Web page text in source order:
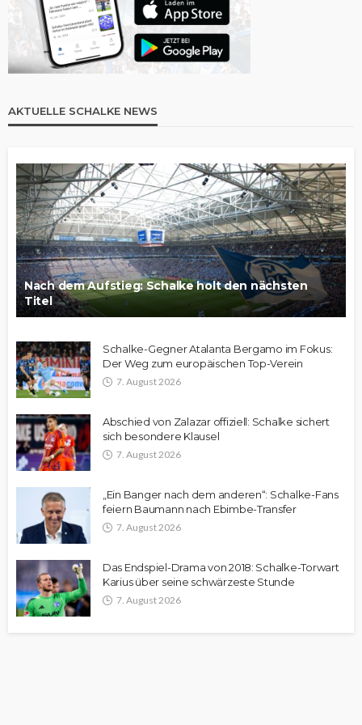
AKTUELLE SCHALKE NEWS
Nach dem Aufstieg: Schalke holt den nächsten
Titel
Schalke-Gegner Atalanta Bergamo im Fokus:
Der Weg zum europäischen Top-Verein
7. August 2026
Abschied von Zalazar offiziell: Schalke sichert
sich besondere Klausel
7. August 2026
„Ein Banger nach dem anderen“: Schalke-Fans
feiern Baumann nach Ebimbe-Transfer
7. August 2026
Das Endspiel-Drama von 2018: Schalke-Torwart
Karius über seine schwärzeste Stunde
7. August 2026